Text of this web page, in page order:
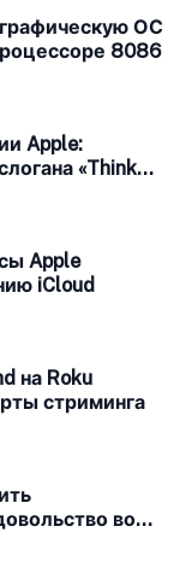
ОС
8086
Apple:
«Think
Apple
iCloud
на Roku
стриминга
во